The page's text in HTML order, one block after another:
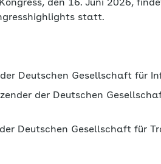
den 16. Juni 2026,
statt.
Deutschen Gesellschaft für
der Deutschen
Deutschen Gesellschaft für